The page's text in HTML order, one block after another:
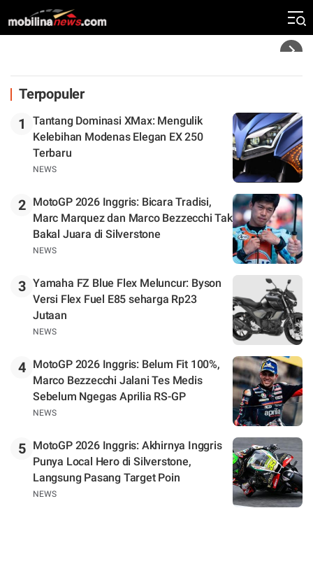
Rekor Kecepatan Silverstone!
Terpopuler
1
Tantang Dominasi XMax: Mengulik
Kelebihan Modenas Elegan EX 250
Terbaru
NEWS
2
MotoGP 2026 Inggris: Bicara Tradisi,
Marc Marquez dan Marco Bezzecchi Tak
Bakal Juara di Silverstone
NEWS
3 Yamaha FZ Blue Flex Meluncur: Byson
Versi Flex Fuel E85 seharga Rp23
Jutaan
NEWS
4
MotoGP 2026 Inggris: Belum Fit 100%,
Marco Bezzecchi Jalani Tes Medis
Sebelum Ngegas Aprilia RS-GP
NEWS
5
MotoGP 2026 Inggris: Akhirnya Inggris
Punya Local Hero di Silverstone,
Langsung Pasang Target Poin
NEWS